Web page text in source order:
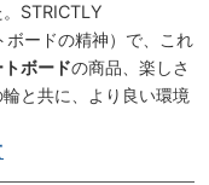
STRICTLY
ードの精神）で、これ
ボードの商品、楽しさ
と共に、より良い環境